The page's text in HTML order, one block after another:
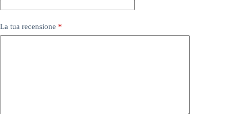
La tua recensione *